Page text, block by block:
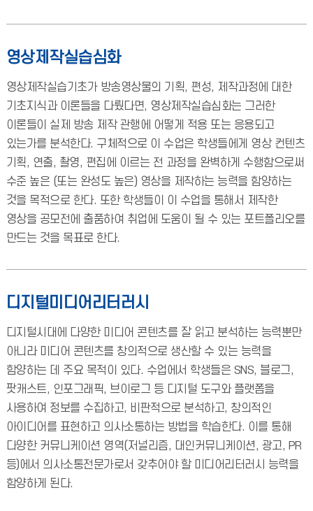
영상제작실습심화
영상제작실습기초가 방송영상물의 기획, 편성, 제작과정에 대한
기초지식과 이론들을 다뤘다면, 영상제작실습심화는 그러한
이론들이 실제 방송 제작 관행에 어떻게 적용 또는 응용되고
있는가를 분석한다. 구체적으로 이 수업은 학생들에게 영상 컨텐츠
기획, 연출, 촬영, 편집에 이르는 전 과정을 완벽하게 수행함으로써
수준 높은 (또는 완성도 높은) 영상을 제작하는 능력을 함양하는
것을 목적으로 한다. 또한 학생들이 이 수업을 통해서 제작한
영상을 공모전에 출품하여 취업에 도움이 될 수 있는 포트폴리오를
만드는 것을 목표로 한다.
디지털미디어리터러시
디지털시대에 다양한 미디어 콘텐츠를 잘 읽고 분석하는 능력뿐만
아니라 미디어 콘텐츠를 창의적으로 생산할 수 있는 능력을
함양하는 데 주요 목적이 있다. 수업에서 학생들은 SNS, 블로그,
팟캐스트, 인포그래픽, 브이로그 등 디지털 도구와 플랫폼을
사용하여 정보를 수집하고, 비판적으로 분석하고, 창의적인
아이디어를 표현하고 의사소통하는 방법을 학습한다. 이를 통해
다양한 커뮤니케이션 영역(저널리즘, 대인커뮤니케이션, 광고, PR
등)에서 의사소통전문가로서 갖추어야 할 미디어리터러시 능력을
함양하게 된다.